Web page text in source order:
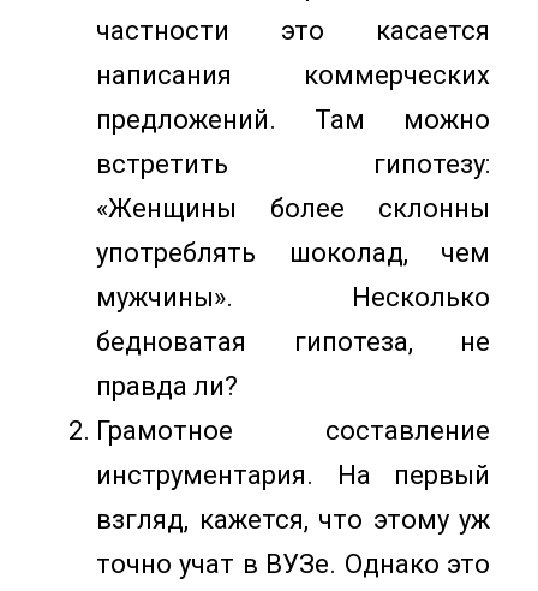
частности это касается
написания коммерческих
предложений. Там можно
встретить гипотезу:
«Женщины более склонны
употреблять шоколад, чем
мужчины». Несколько
бедноватая гипотеза, не
правда ли?
Грамотное составление
инструментария. На первый
взгляд, кажется, что этому уж
точно учат в ВУЗе. Однако это